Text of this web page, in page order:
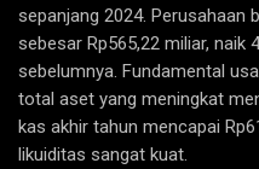
sepanjang 2024. Perusahaan
sebesar Rp565,22 miliar, naik
sebelumnya. Fundamental
total aset yang meningkat
kas akhir tahun mencapai
likuiditas sangat kuat.